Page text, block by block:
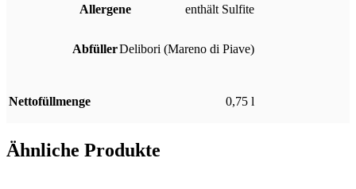
Allergene enthält Sulfite
AbfüllerDelibori (Mareno di Piave)
Nettofüllmenge 0,75 l
Ähnliche Produkte